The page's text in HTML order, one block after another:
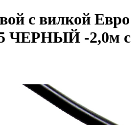
с вилкой Евро
ЧЕРНЫЙ -2,0м с